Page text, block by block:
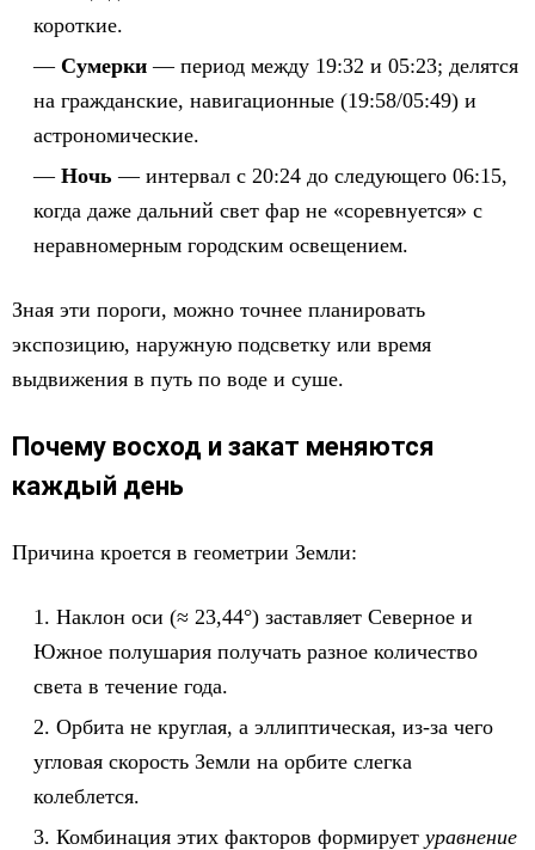
короткие.
Сумерки — период между 19:32 и 05:23; делятся
на гражданские, навигационные (19:58/05:49) и
астрономические.
Ночь — интервал с 20:24 до следующего 06:15,
когда даже дальний свет фар не «соревнуется» с
неравномерным городским освещением.
Зная эти пороги, можно точнее планировать
экспозицию, наружную подсветку или время
выдвижения в путь по воде и суше.
Почему восход и закат меняются
каждый день
Причина кроется в геометрии Земли:
Наклон оси (≈ 23,44°) заставляет Северное и
Южное полушария получать разное количество
света в течение года.
Орбита не круглая, а эллиптическая, из-за чего
угловая скорость Земли на орбите слегка
колеблется.
Комбинация этих факторов формирует уравнение